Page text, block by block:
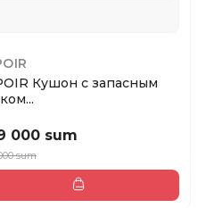
Кушон с запасным
000 sum
sum